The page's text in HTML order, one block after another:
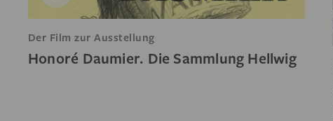
Der Film zur Ausstellung
Honoré Daumier. Die Sammlung Hellwig